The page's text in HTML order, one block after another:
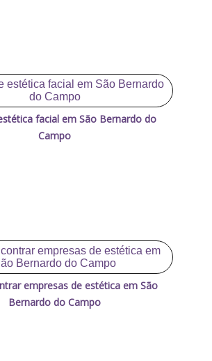
facial em São Bernardo do
Campo
empresas de estética em São
Bernardo do Campo